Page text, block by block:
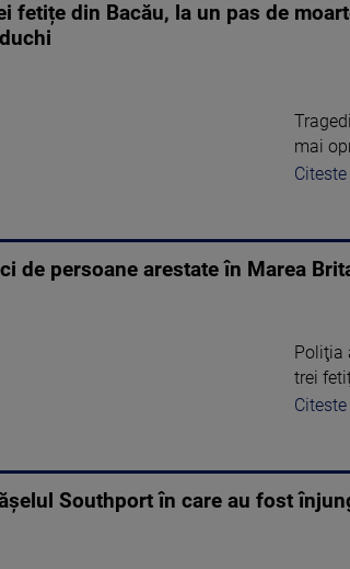
fetițe din Bacău, la un pas de
mai
de persoane arestate în Marea
Poliţia
trei
Southport în care au fost